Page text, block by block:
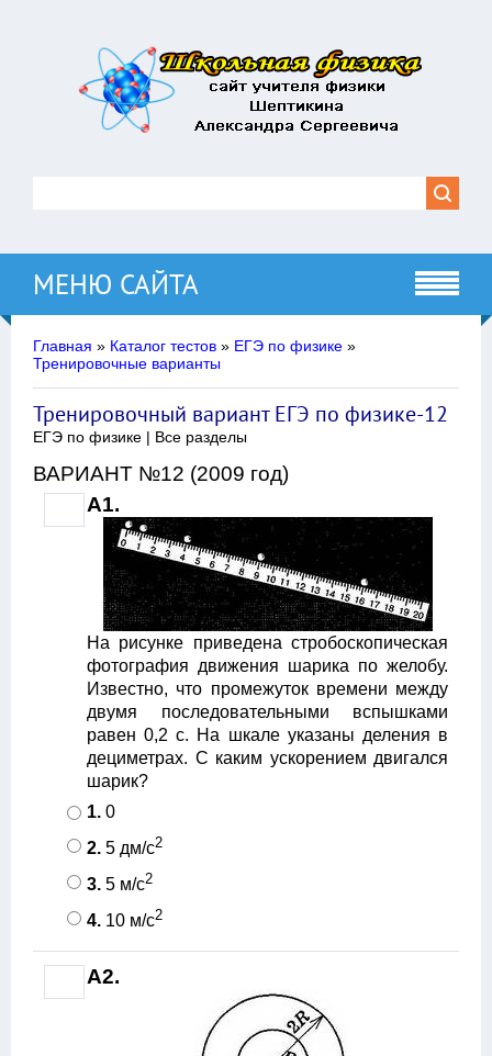
МЕНЮ САЙТА
Главная » Каталог тестов » ЕГЭ по физике »
Тренировочные варианты
Тренировочный вариант ЕГЭ по физике-12
ЕГЭ по физике | Все разделы
ВАРИАНТ №12 (2009 год)
A1.
На рисунке приведена стробоскопическая
фотография движения шарика по желобу.
Известно, что промежуток времени между
двумя последовательными вспышками
равен 0,2 с. На шкале указаны деления в
дециметрах. С каким ускорением двигался
шарик?
1. 0
2. 5 дм/с2
3. 5 м/с2
4. 10 м/с2
A2.